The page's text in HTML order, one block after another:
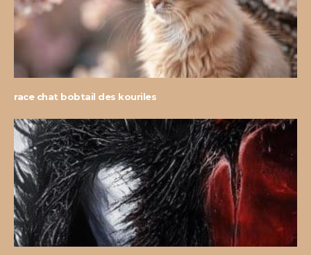
race chat bobtail des kouriles